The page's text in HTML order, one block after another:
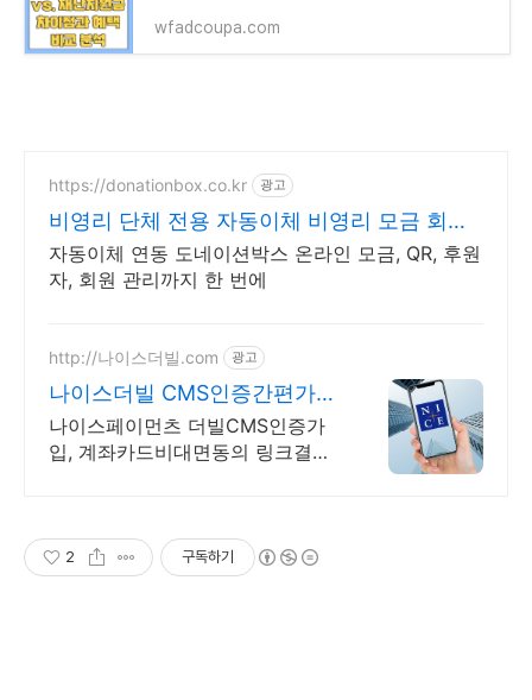
wfadcoupa.com
https://donationbox.co.kr 광고
비영리 단체 전용 자동이체 비영리 모금 회비
관리 플랫폼
자동이체 연동 도네이션박스 온라인 모금, QR, 후원
자, 회원 관리까지 한 번에
http://나이스더빌.com 광고
나이스더빌 CMS인증간편가입
나이스페이먼츠(주)지정신청
나이스페이먼츠 더빌CMS인증가
입, 계좌카드비대면동의 링크결제
동이체서비스
2 구독하기